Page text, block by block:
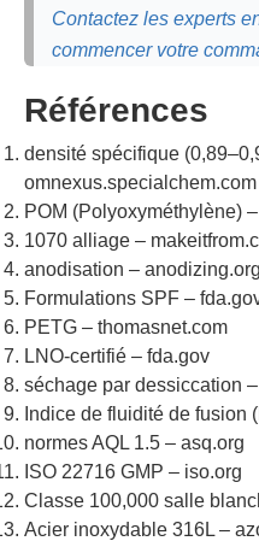
Contactez les experts
commencer votre
Références
densité spécifique
omnexus.specialchem.com
POM (Polyoxyméthylène)
1070 alliage –
anodisation – anodizing.org
Formulations SPF –
PETG – thomasnet.com
LNO-certifié – fda.gov
séchage par dessiccation
Indice de fluidité de fusion
normes AQL 1.5 – asq.org
ISO 22716 GMP – iso.org
Classe 100,000 salle
Acier inoxydable 316L –